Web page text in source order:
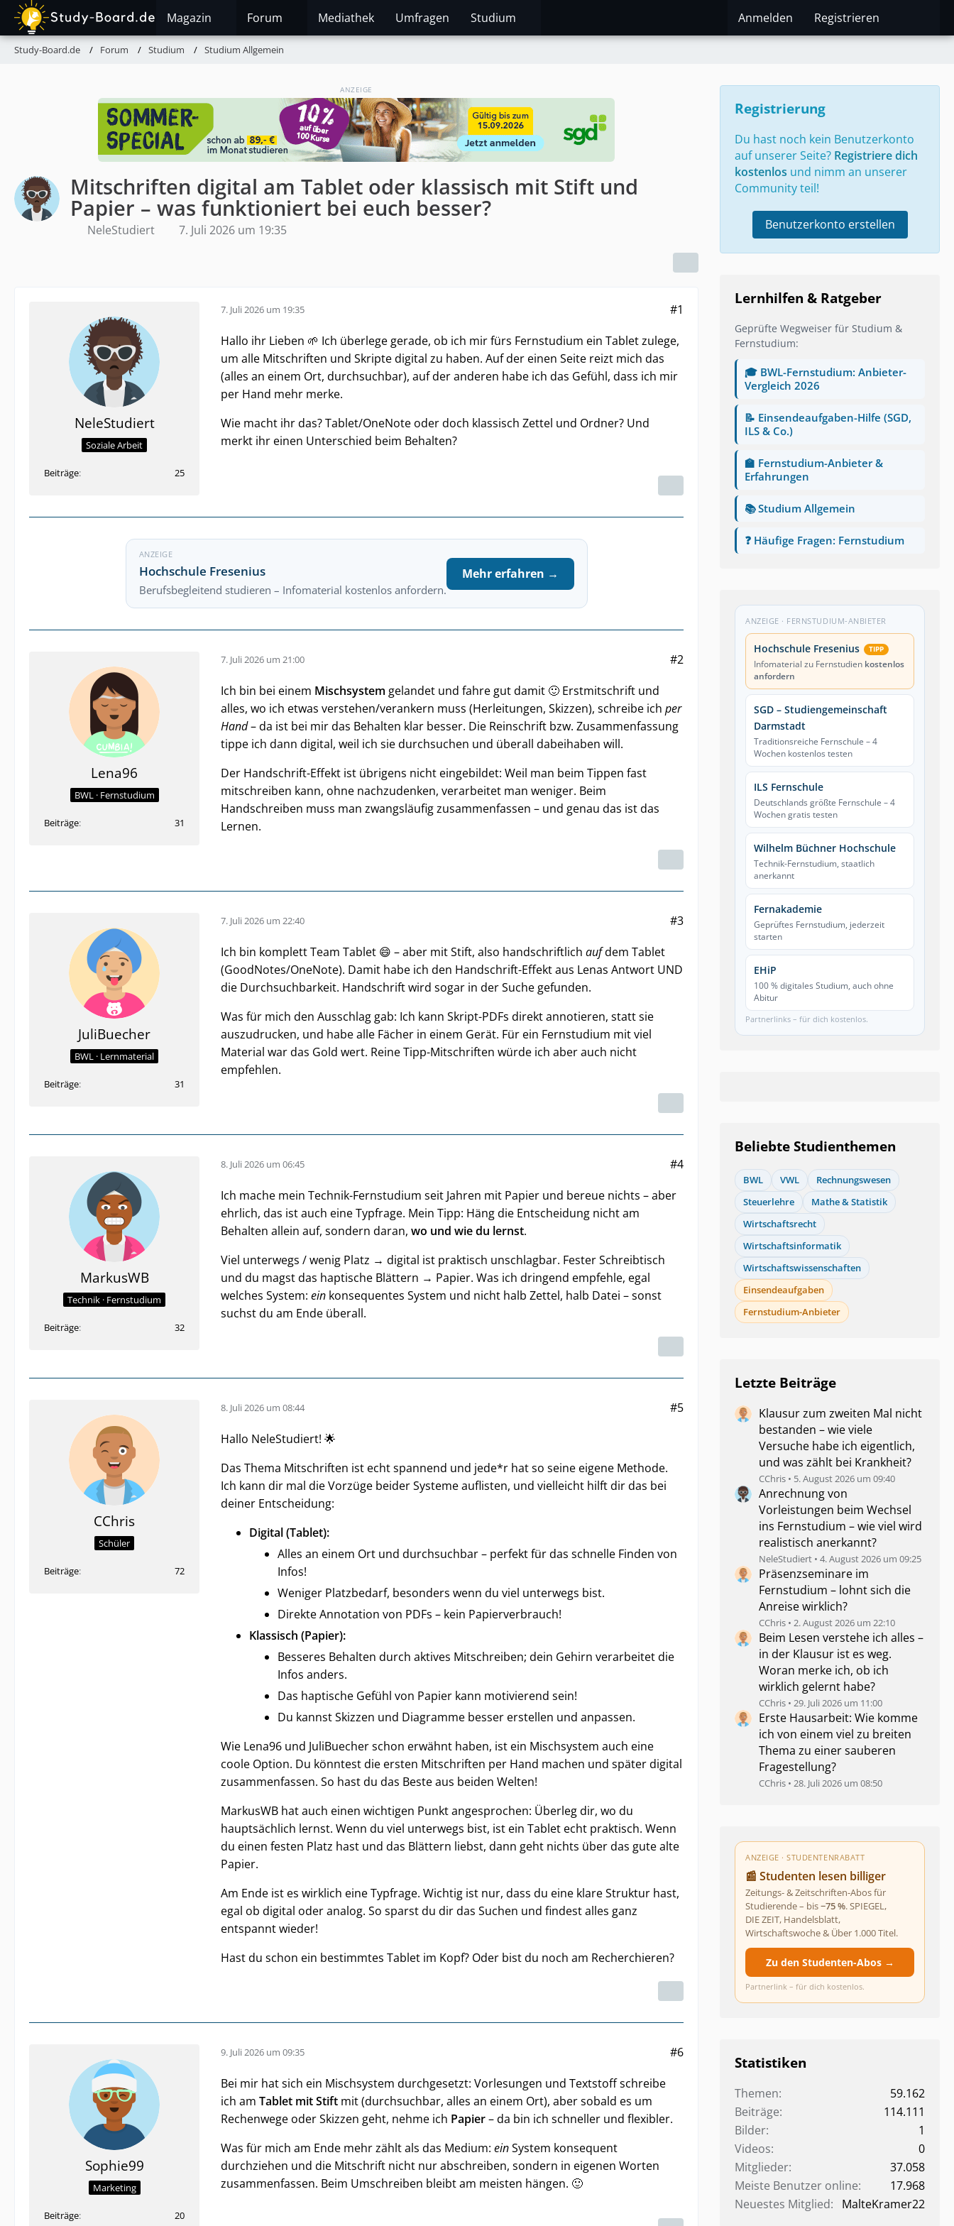
Magazin Forum Mediathek Umfragen Studium Anmelden Registrieren
Study-Board.de Forum Studium Studium Allgemein
ANZEIGE
Mitschriften digital am Tablet oder klassisch mit Stift und
Papier – was funktioniert bei euch besser?
NeleStudiert 7. Juli 2026 um 19:35
NeleStudiert
Soziale Arbeit
Beiträge 25
7. Juli 2026 um 19:35
#1
Hallo ihr Lieben 🌱 Ich überlege gerade, ob ich mir fürs Fernstudium ein Tablet zulege,
um alle Mitschriften und Skripte digital zu haben. Auf der einen Seite reizt mich das
(alles an einem Ort, durchsuchbar), auf der anderen habe ich das Gefühl, dass ich mir
per Hand mehr merke.
Wie macht ihr das? Tablet/OneNote oder doch klassisch Zettel und Ordner? Und
merkt ihr einen Unterschied beim Behalten?
ANZEIGE
Hochschule Fresenius
Berufsbegleitend studieren – Infomaterial kostenlos anfordern.
Mehr erfahren →
Lena96
BWL · Fernstudium
Beiträge 31
7. Juli 2026 um 21:00
#2
Ich bin bei einem Mischsystem gelandet und fahre gut damit 🙂 Erstmitschrift und
alles, wo ich etwas verstehen/verankern muss (Herleitungen, Skizzen), schreibe ich per
Hand– da ist bei mir das Behalten klar besser. Die Reinschrift bzw. Zusammenfassung
tippe ich dann digital, weil ich sie durchsuchen und überall dabeihaben will.
Der Handschrift-Effekt ist übrigens nicht eingebildet: Weil man beim Tippen fast
mitschreiben kann, ohne nachzudenken, verarbeitet man weniger. Beim
Handschreiben muss man zwangsläufig zusammenfassen – und genau das ist das
Lernen.
JuliBuecher
BWL · Lernmaterial
Beiträge 31
7. Juli 2026 um 22:40
#3
Ich bin komplett Team Tablet 😄 – aber mit Stift, also handschriftlich aufdem Tablet
(GoodNotes/OneNote). Damit habe ich den Handschrift-Effekt aus Lenas Antwort UND
die Durchsuchbarkeit. Handschrift wird sogar in der Suche gefunden.
Was für mich den Ausschlag gab: Ich kann Skript-PDFs direkt annotieren, statt sie
auszudrucken, und habe alle Fächer in einem Gerät. Für ein Fernstudium mit viel
Material war das Gold wert. Reine Tipp-Mitschriften würde ich aber auch nicht
empfehlen.
MarkusWB
Technik · Fernstudium
Beiträge 32
8. Juli 2026 um 06:45
#4
Ich mache mein Technik-Fernstudium seit Jahren mit Papier und bereue nichts – aber
ehrlich, das ist auch eine Typfrage. Mein Tipp: Häng die Entscheidung nicht am
Behalten allein auf, sondern daran, wo und wie du lernst.
Viel unterwegs / wenig Platz → digital ist praktisch unschlagbar. Fester Schreibtisch
und du magst das haptische Blättern → Papier. Was ich dringend empfehle, egal
welches System: ein konsequentes System und nicht halb Zettel, halb Datei – sonst
suchst du am Ende überall.
CChris
Schüler
Beiträge 72
8. Juli 2026 um 08:44
#5
Hallo NeleStudiert! 🌟
Das Thema Mitschriften ist echt spannend und jede*r hat so seine eigene Methode.
Ich kann dir mal die Vorzüge beider Systeme auflisten, und vielleicht hilft dir das bei
deiner Entscheidung:
Digital (Tablet):
Alles an einem Ort und durchsuchbar – perfekt für das schnelle Finden von
Infos!
Weniger Platzbedarf, besonders wenn du viel unterwegs bist.
Direkte Annotation von PDFs – kein Papierverbrauch!
Klassisch (Papier):
Besseres Behalten durch aktives Mitschreiben; dein Gehirn verarbeitet die
Infos anders.
Das haptische Gefühl von Papier kann motivierend sein!
Du kannst Skizzen und Diagramme besser erstellen und anpassen.
Wie Lena96 und JuliBuecher schon erwähnt haben, ist ein Mischsystem auch eine
coole Option. Du könntest die ersten Mitschriften per Hand machen und später digital
zusammenfassen. So hast du das Beste aus beiden Welten!
MarkusWB hat auch einen wichtigen Punkt angesprochen: Überleg dir, wo du
hauptsächlich lernst. Wenn du viel unterwegs bist, ist ein Tablet echt praktisch. Wenn
du einen festen Platz hast und das Blättern liebst, dann geht nichts über das gute alte
Papier.
Am Ende ist es wirklich eine Typfrage. Wichtig ist nur, dass du eine klare Struktur hast,
egal ob digital oder analog. So sparst du dir das Suchen und findest alles ganz
entspannt wieder!
Hast du schon ein bestimmtes Tablet im Kopf? Oder bist du noch am Recherchieren?
Sophie99
Marketing
Beiträge 20
9. Juli 2026 um 09:35
#6
Bei mir hat sich ein Mischsystem durchgesetzt: Vorlesungen und Textstoff schreibe
ich am Tablet mit Stift mit (durchsuchbar, alles an einem Ort), aber sobald es um
Rechenwege oder Skizzen geht, nehme ich Papier– da bin ich schneller und flexibler.
Was für mich am Ende mehr zählt als das Medium: einSystem konsequent
durchziehen und die Mitschrift nicht nur abschreiben, sondern in eigenen Worten
zusammenfassen. Beim Umschreiben bleibt am meisten hängen. 🙂
Registrierung
Du hast noch kein Benutzerkonto
auf unserer Seite? Registriere dich
kostenlos und nimm an unserer
Community teil!
Benutzerkonto erstellen
Lernhilfen & Ratgeber
Geprüfte Wegweiser für Studium &
Fernstudium:
🎓 BWL-Fernstudium: Anbieter-
Vergleich 2026
📝 Einsendeaufgaben-Hilfe (SGD,
ILS & Co.)
🏫 Fernstudium-Anbieter &
Erfahrungen
📚 Studium Allgemein
❓ Häufige Fragen: Fernstudium
ANZEIGE · FERNSTUDIUM-ANBIETER
Hochschule Fresenius TIPP
Infomaterial zu Fernstudien kostenlos
anfordern
SGD – Studiengemeinschaft
Darmstadt
Traditionsreiche Fernschule – 4
Wochen kostenlos testen
ILS Fernschule
Deutschlands größte Fernschule – 4
Wochen gratis testen
Wilhelm Büchner Hochschule
Technik-Fernstudium, staatlich
anerkannt
Fernakademie
Geprüftes Fernstudium, jederzeit
starten
EHiP
100 % digitales Studium, auch ohne
Abitur
Partnerlinks – für dich kostenlos.
Beliebte Studienthemen
BWL VWL
Rechnungswesen
Steuerlehre
Mathe & Statistik
Wirtschaftsrecht
Wirtschaftsinformatik
Wirtschaftswissenschaften
Einsendeaufgaben
Fernstudium-Anbieter
Letzte Beiträge
Klausur zum zweiten Mal nicht
bestanden – wie viele
Versuche habe ich eigentlich,
und was zählt bei Krankheit?
CChris 5. August 2026 um 09:40
Anrechnung von
Vorleistungen beim Wechsel
ins Fernstudium – wie viel wird
realistisch anerkannt?
NeleStudiert 4. August 2026 um 09:25
Präsenzseminare im
Fernstudium – lohnt sich die
Anreise wirklich?
CChris 2. August 2026 um 22:10
Beim Lesen verstehe ich alles –
in der Klausur ist es weg.
Woran merke ich, ob ich
wirklich gelernt habe?
CChris 29. Juli 2026 um 11:00
Erste Hausarbeit: Wie komme
ich von einem viel zu breiten
Thema zu einer sauberen
Fragestellung?
CChris 28. Juli 2026 um 08:50
ANZEIGE · STUDENTENRABATT
📰 Studenten lesen billiger
Zeitungs- & Zeitschriften-Abos für
Studierende – bis−75 %. SPIEGEL,
DIE ZEIT, Handelsblatt,
Wirtschaftswoche & Über 1.000 Titel.
Zu den Studenten-Abos →
Partnerlink – für dich kostenlos.
Statistiken
Themen
59.162
Beiträge
114.111
Bilder
1
Videos
0
Mitglieder
37.058
Meiste Benutzer online
17.968
Neuestes Mitglied
MalteKramer22